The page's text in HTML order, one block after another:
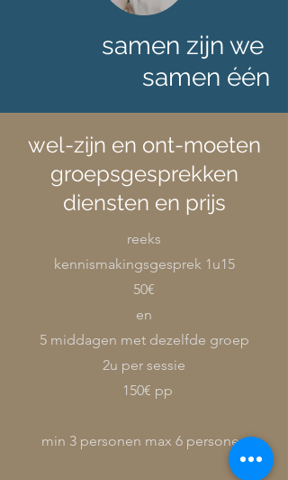
samen zijn we
samen één
wel-zijn en ont-moeten
groepsgesprekken
diensten en prijs
reeks
kennismakingsgesprek 1u15
50€
en
5 middagen met dezelfde groep
2u per sessie
150€ pp
min 3 personen max 6 personen